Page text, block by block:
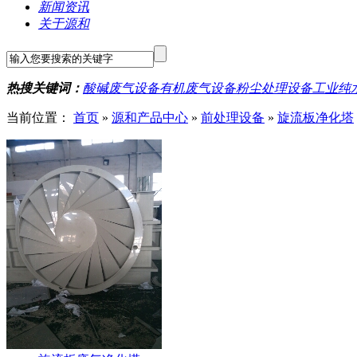
新闻资讯
关于源和
热搜关键词： 酸碱废气设备有机废气设备粉尘处理设备工业纯
当前位置： 首页 » 源和产品中心 » 前处理设备 » 旋流板净化塔